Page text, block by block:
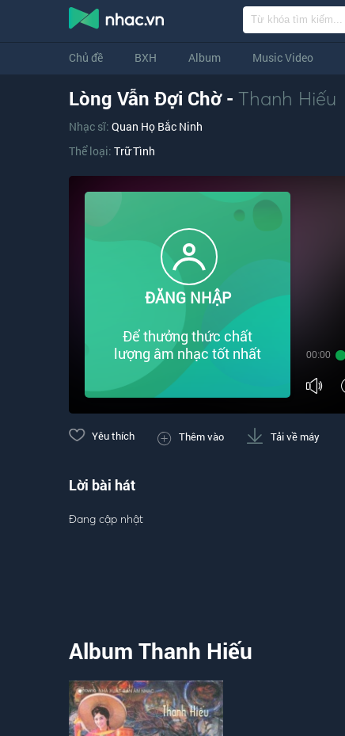
Chủ đề BXH Album Music Video
Lòng Vẫn Đợi Chờ - Thanh Hiếu
Nhạc sĩ: Quan Họ Bắc Ninh
Thể loại: Trữ Tình
00:00
ĐĂNG NHẬP
Để thưởng thức chất
lượng âm nhạc tốt nhất
Yêu thích Thêm vào Tải về máy
Lời bài hát
Đang cập nhật
Album Thanh Hiếu